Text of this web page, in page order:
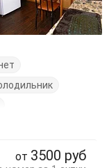
кровать
от 3500 руб